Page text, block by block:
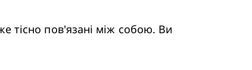
тісно пов'язані між собою. Ви